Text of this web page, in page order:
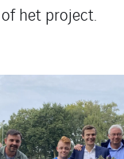
het project.